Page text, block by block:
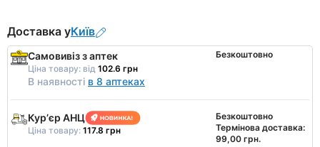
Доставка уКиїв
Самовивіз з аптек
Ціна товару: від 102.6 грн
В наявності в 8 аптеках
Безкоштовно
Курʼєр АНЦ
Ціна товару: 117.8 грн
Безкоштовно
Термінова доставка:
99,00 грн.